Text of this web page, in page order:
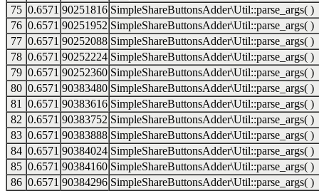
75 0.6571 90251816 SimpleShareButtonsAdder\Util::parse_args( )
76 0.6571 90251952 SimpleShareButtonsAdder\Util::parse_args( )
77 0.6571 90252088 SimpleShareButtonsAdder\Util::parse_args( )
78 0.6571 90252224 SimpleShareButtonsAdder\Util::parse_args( )
79 0.6571 90252360 SimpleShareButtonsAdder\Util::parse_args( )
80 0.6571 90383480 SimpleShareButtonsAdder\Util::parse_args( )
81
0.6571 90383616 SimpleShareButtonsAdder\Util::parse_args( )
82 0.6571 90383752 SimpleShareButtonsAdder\Util::parse_args( )
83 0.6571 90383888 SimpleShareButtonsAdder\Util::parse_args( )
84 0.6571 90384024 SimpleShareButtonsAdder\Util::parse_args( )
85 0.6571 90384160 SimpleShareButtonsAdder\Util::parse_args( )
86 0.6571 90384296 SimpleShareButtonsAdder\Util::parse_args( )